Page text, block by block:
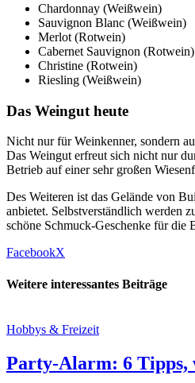
Chardonnay (Weißwein)
Sauvignon Blanc (Weißwein)
Merlot (Rotwein)
Cabernet Sauvignon (Rotwein)
Christine (Rotwein)
Riesling (Weißwein)
Das Weingut heute
Nicht nur für Weinkenner, sondern
Das Weingut erfreut sich nicht nur
Betrieb auf einer sehr großen
Des Weiteren ist das Gelände von
anbietet. Selbstverständlich werden
schöne Schmuck-Geschenke für die
FacebookX
Weitere interessantes Beiträge
Hobbys & Freizeit
Party-Alarm: 6 Tipps,